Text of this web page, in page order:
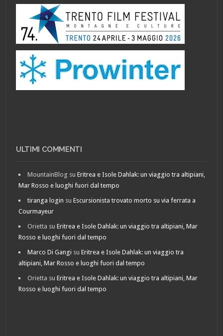
ULTIMI COMMENTI
MountainBlog suEritrea e Isole Dahlak: un viaggio tra altipiani,
Mar Rosso e luoghi fuori dal tempo
tiranga login suEscursionista trovato morto su via ferrata a
Courmayeur
Orietta suEritrea e Isole Dahlak: un viaggio tra altipiani, Mar
Rosso e luoghi fuori dal tempo
Marco Di Gangi suEritrea e Isole Dahlak: un viaggio tra
altipiani, Mar Rosso e luoghi fuori dal tempo
Orietta suEritrea e Isole Dahlak: un viaggio tra altipiani, Mar
Rosso e luoghi fuori dal tempo